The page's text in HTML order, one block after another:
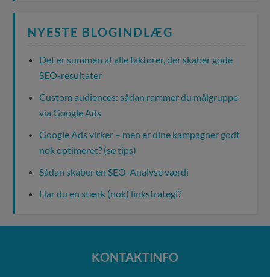
NYESTE BLOGINDLÆG
Det er summen af alle faktorer, der skaber gode
SEO-resultater
Custom audiences: sådan rammer du målgruppe
via Google Ads
Google Ads virker – men er dine kampagner godt
nok optimeret? (se tips)
Sådan skaber en SEO-Analyse værdi
Har du en stærk (nok) linkstrategi?
KONTAKTINFO